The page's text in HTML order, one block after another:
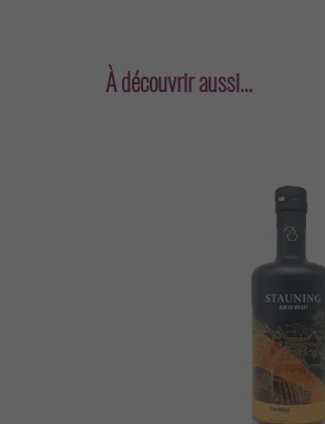
À découvrir aussi…